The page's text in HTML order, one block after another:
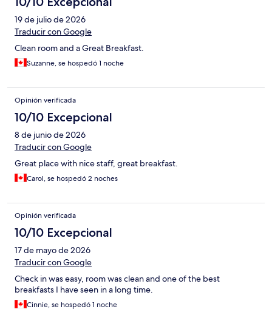
19 de julio de 2026
Traducir con Google
Clean room and a Great Breakfast.
Suzanne, se hospedó 1 noche
Opinión verificada
10/10 Excepcional
8 de junio de 2026
Traducir con Google
Great place with nice staff, great breakfast.
Carol, se hospedó 2 noches
Opinión verificada
10/10 Excepcional
17 de mayo de 2026
Traducir con Google
Check in was easy, room was clean and one of the best
breakfasts I have seen in a long time.
Cinnie, se hospedó 1 noche